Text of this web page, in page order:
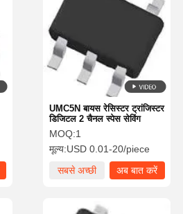
UMC5N बायस रेसिस्टर ट्रांजिस्टर
डिजिटल 2 चैनल स्पेस सेविंग
MOQ:1
मूल्य:USD 0.01-20/piece
सबसे अच्छी
अब बात करें